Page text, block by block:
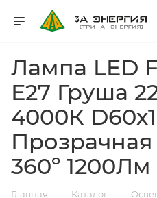
Лампа LED
Е27 Груша
4000К
360º
Главная — Каталог —